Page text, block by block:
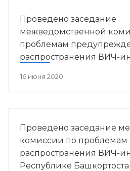
Проведено заседание
межведомственной
проблемам
распространения ВИЧ-
16 июня 2020
Проведено заседание
комиссии по
распространения ВИЧ-
Республике